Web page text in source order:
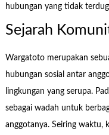
hubungan yang tidak
Sejarah
Wargatoto merupakan
hubungan sosial antar
lingkungan yang serupa.
sebagai wadah untuk
anggotanya. Seiring waktu,